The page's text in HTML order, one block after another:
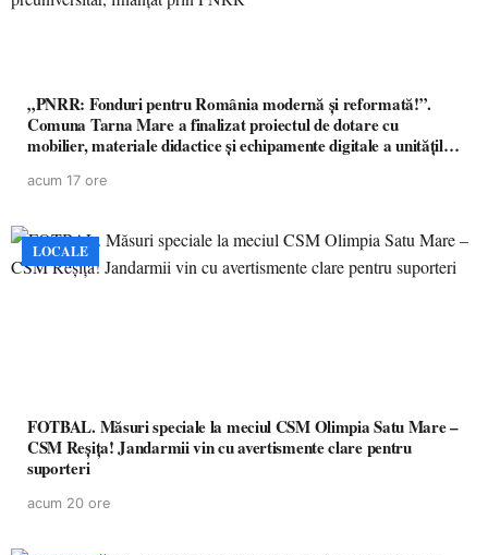
„PNRR: Fonduri pentru România modernă și reformată!”.
Comuna Tarna Mare a finalizat proiectul de dotare cu
mobilier, materiale didactice și echipamente digitale a unităților
acum 17 ore
LOCALE
FOTBAL. Măsuri speciale la meciul CSM Olimpia Satu Mare –
CSM Reșița! Jandarmii vin cu avertismente clare pentru
suporteri
acum 20 ore